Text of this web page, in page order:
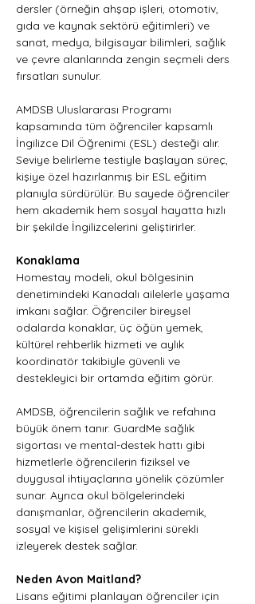
dersler (örneğin ahşap işleri, otomotiv,
gıda ve kaynak sektörü eğitimleri) ve
sanat, medya, bilgisayar bilimleri, sağlık
ve çevre alanlarında zengin seçmeli ders
fırsatları sunulur.
AMDSB Uluslararası Programı
kapsamında tüm öğrenciler kapsamlı
İngilizce Dil Öğrenimi (ESL) desteği alır.
Seviye belirleme testiyle başlayan süreç,
kişiye özel hazırlanmış bir ESL eğitim
planıyla sürdürülür. Bu sayede öğrenciler
hem akademik hem sosyal hayatta hızlı
bir şekilde İngilizcelerini geliştirirler.
Konaklama
Homestay modeli, okul bölgesinin
denetimindeki Kanadalı ailelerle yaşama
imkanı sağlar. Öğrenciler bireysel
odalarda konaklar, üç öğün yemek,
kültürel rehberlik hizmeti ve aylık
koordinatör takibiyle güvenli ve
destekleyici bir ortamda eğitim görür.
AMDSB, öğrencilerin sağlık ve refahına
büyük önem tanır. GuardMe sağlık
sigortası ve mental-destek hattı gibi
hizmetlerle öğrencilerin fiziksel ve
duygusal ihtiyaçlarına yönelik çözümler
sunar. Ayrıca okul bölgelerindeki
danışmanlar, öğrencilerin akademik,
sosyal ve kişisel gelişimlerini sürekli
izleyerek destek sağlar.
Neden Avon Maitland?
Lisans eğitimi planlayan öğrenciler için